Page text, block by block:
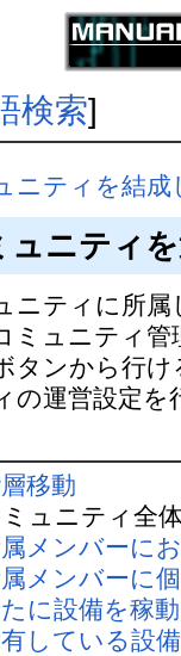
検索]
ニティを結成
ュニティ
ニティに所
ミュニティ
タンから行
の運営設定
移動
ミュニティ全
メンバーに
メンバーに
に設備を稼
している設